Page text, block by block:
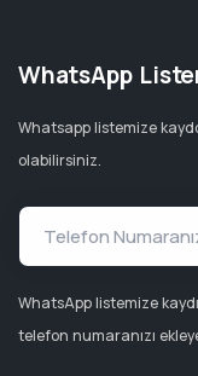
WhatsApp
Whatsapp listemize
olabilirsiniz.
WhatsApp listemize
telefon numaranızı